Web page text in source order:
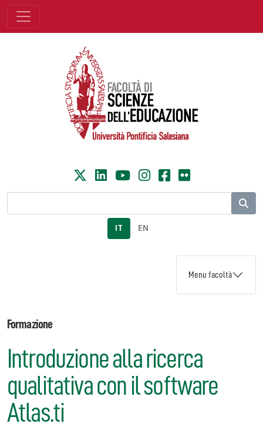
IT EN
Menu facoltà
Formazione
Introduzione alla ricerca
qualitativa con il software
Atlas.ti